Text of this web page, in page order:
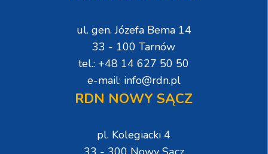
ul. gen. Józefa Bema 14
33 - 100 Tarnów
tel.: +48 14 627 50 50
e-mail: info@rdn.pl
RDN NOWY SĄCZ
pl. Kolegiacki 4